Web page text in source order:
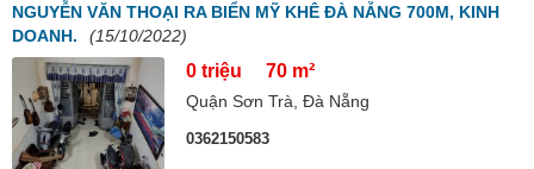
NGUYỄN VĂN THOẠI RA BIỂN MỸ KHÊ ĐÀ NẴNG 700M, KINH
DOANH.
(15/10/2022)
0 triệu 70 m²
Quận Sơn Trà, Đà Nẵng
0362150583